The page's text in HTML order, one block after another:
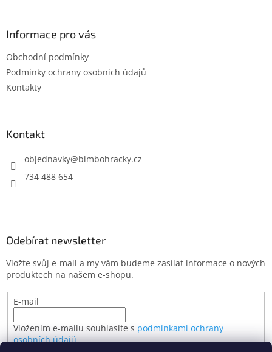
Informace pro vás
Obchodní podmínky
Podmínky ochrany osobních údajů
Kontakty
Kontakt
objednavky@bimbohracky.cz
734 488 654
Odebírat newsletter
Vložte svůj e-mail a my vám budeme zasílat informace o nových
produktech na našem e-shopu.
E-mail
Vložením e-mailu souhlasíte s podmínkami ochrany
osobních údajů